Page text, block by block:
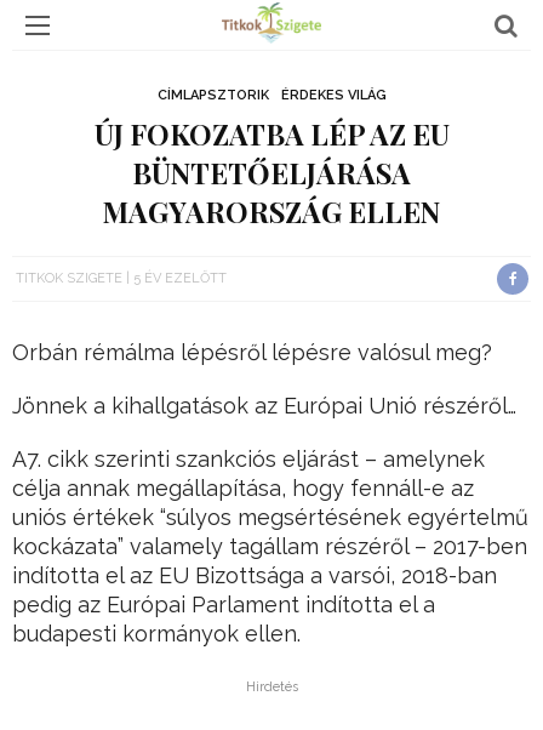
CÍMLAPSZTORIK ÉRDEKES VILÁG
ÚJ FOKOZATBA LÉP AZ EU
BÜNTETŐELJÁRÁSA
MAGYARORSZÁG ELLEN
TITKOK SZIGETE 5 ÉV EZELŐTT
Orbán rémálma lépésről lépésre valósul meg?
Jönnek a kihallgatások az Európai Unió részéről…
A7. cikk szerinti szankciós eljárást – amelynek
célja annak megállapítása, hogy fennáll-e az
uniós értékek “súlyos megsértésének egyértelmű
kockázata” valamely tagállam részéről – 2017-ben
indította el az EU Bizottsága a varsói, 2018-ban
pedig az Európai Parlament indította el a
budapesti kormányok ellen.
Hirdetés